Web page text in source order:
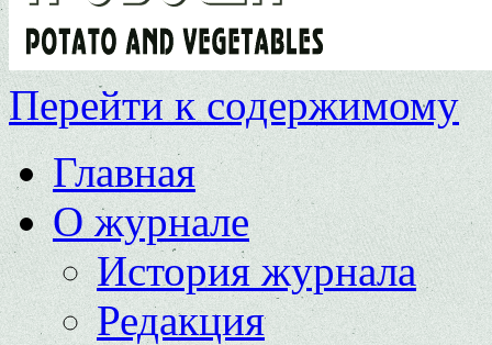
Перейти к содержимому
Главная
О журнале
История журнала
Редакция